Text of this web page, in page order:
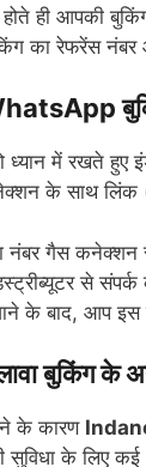
ही आपकी
का रेफरेंस नंबर
ध्यान में रखते
के साथ लिंक
गैस कनेक्शन से
से संपर्क
के बाद, आप इस
बुकिंग के
के कारण
सुविधा के लिए